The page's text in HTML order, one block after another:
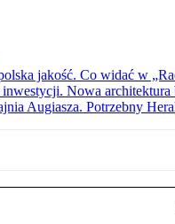
jakość. Co widać w
Nowa architektura
Augiasza. Potrzebny